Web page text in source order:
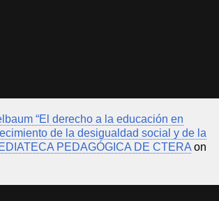
“El derecho a la educación en
de la desigualdad social y de la
PEDAGÓGICA DE CTERA on